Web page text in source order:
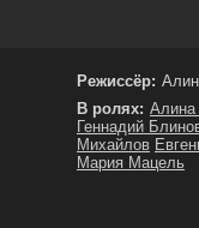
Режиссёр:
В ролях: Алина
Геннадий
Михайлов
Мария Мацель